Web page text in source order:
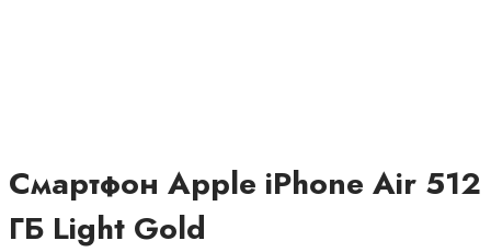
Смартфон Apple iPhone Air 512
ГБ Light Gold